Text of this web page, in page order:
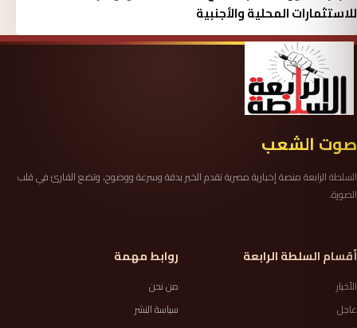
للاستثمارات المحلية والأجنبية
صوت الشعب
السلطة الرابعة منصة إخبارية مصرية تقدم الخبر بدقة وسرعة ووضوح، وتضع القارئ في قلب
الصورة.
أقسام السلطة الرابعة
الأخبار
عاجل
روابط مهمة
من نحن
سياسة النشر